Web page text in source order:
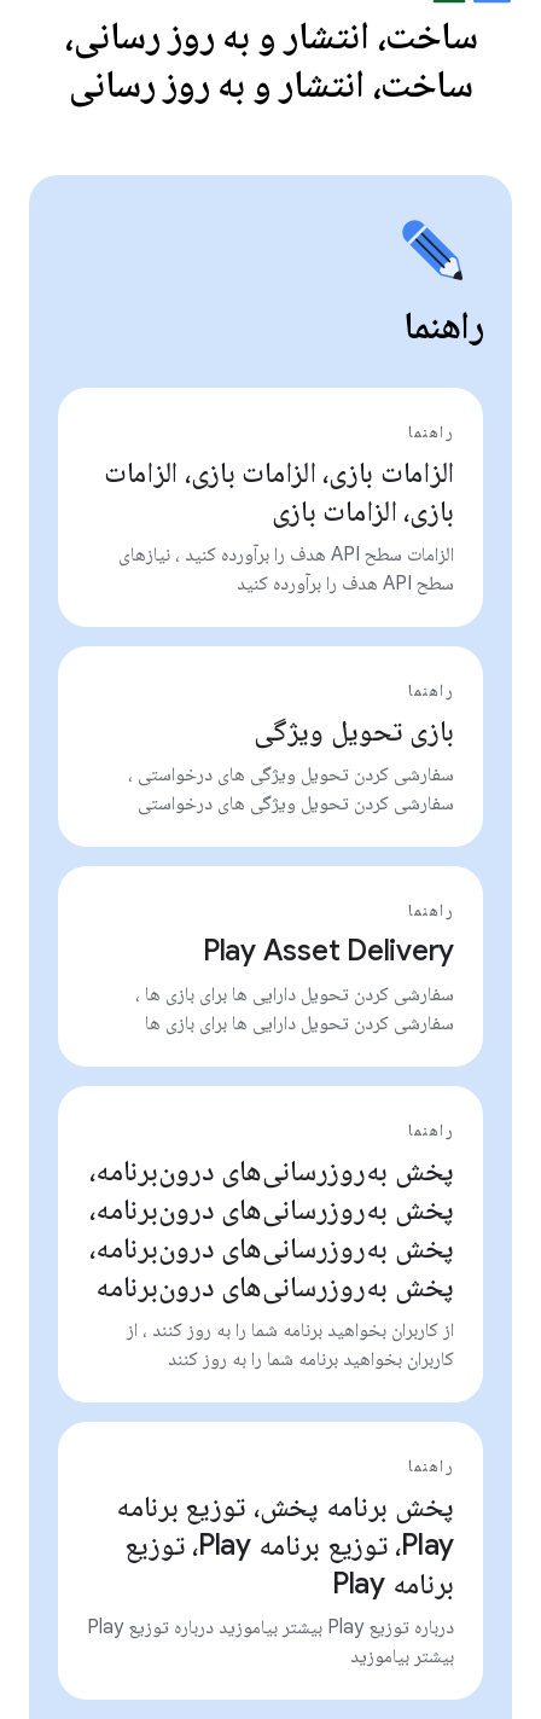
ساخت، انتشار و به روز رسانی،
ساخت، انتشار و به روز رسانی
راهنما
راهنما
الزامات بازی، الزامات بازی، الزامات
بازی، الزامات بازی
الزامات سطح API هدف را برآورده کنید ، نیازهای
سطح API هدف را برآورده کنید
راهنما
بازی تحویل ویژگی
سفارشی کردن تحویل ویژگی های درخواستی ،
سفارشی کردن تحویل ویژگی های درخواستی
راهنما
Play Asset Delivery
سفارشی کردن تحویل دارایی ها برای بازی ها ،
سفارشی کردن تحویل دارایی ها برای بازی ها
راهنما
پخش به‌روزرسانی‌های درون‌برنامه،
پخش به‌روزرسانی‌های درون‌برنامه،
پخش به‌روزرسانی‌های درون‌برنامه،
پخش به‌روزرسانی‌های درون‌برنامه
از کاربران بخواهید برنامه شما را به روز کنند ، از
کاربران بخواهید برنامه شما را به روز کنند
راهنما
پخش برنامه پخش، توزیع برنامه
Play، توزیع برنامه Play، توزیع
برنامه Play
درباره توزیع Play بیشتر بیاموزید درباره توزیع Play
بیشتر بیاموزید